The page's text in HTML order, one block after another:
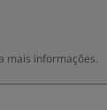
mais informações.